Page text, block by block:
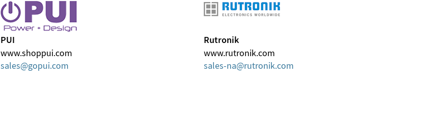
PUI
www.shoppui.com
sales
gopuicom
Rutronik
www.rutronik.com
sales-na
rutronikcom